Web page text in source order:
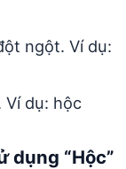
ngột. Ví dụ:
Ví dụ: hộc
dụng “Hộc”